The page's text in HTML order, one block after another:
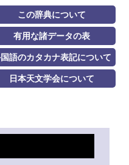
この辞典について
有用な諸データの表
語のカタカナ表記について
日本天文学会について